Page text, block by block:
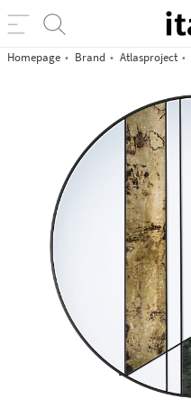
Homepage Brand Atlasproject